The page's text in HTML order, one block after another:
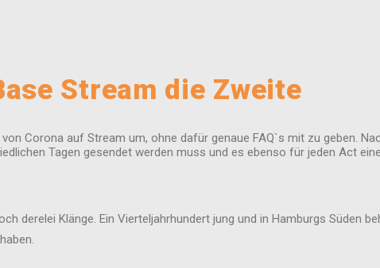
Stream die Zweite
Corona auf Stream um, ohne dafür genaue FAQ`s mit zu geben.
Tagen gesendet werden muss und es ebenso für jeden Act
derelei Klänge. Ein Vierteljahrhundert jung und in Hamburgs Süden